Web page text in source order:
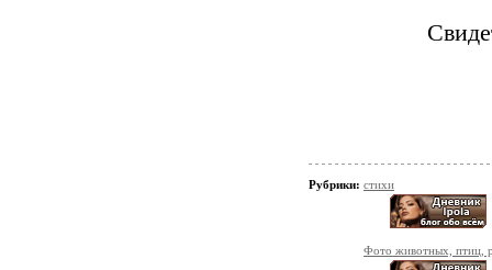
Рубрики: стихи
Фото животных, птиц,